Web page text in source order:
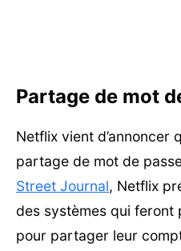
Partage de mot
Netflix vient d’annoncer
partage de mot de
Street Journal, Netflix
des systèmes qui feront
pour partager leur